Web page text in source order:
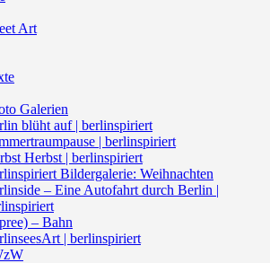
Art
Galerien
blüht auf | berlinspiriert
| berlinspiriert
Herbst | berlinspiriert
Bildergalerie: Weihnachten
– Eine Autofahrt durch Berlin |
– Bahn
| berlinspiriert